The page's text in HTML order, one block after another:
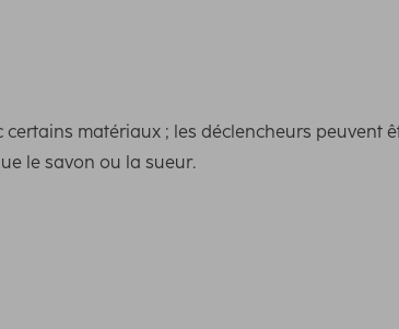
matériaux ; les déclencheurs peuvent
le savon ou la sueur.